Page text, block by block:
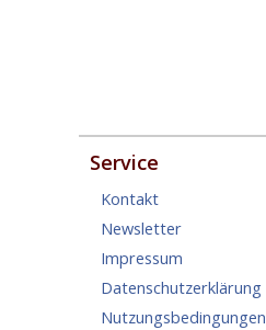
Service
Kontakt
Newsletter
Impressum
Datenschutzerklärung
Nutzungsbedingungen